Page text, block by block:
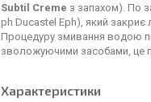
Subtil Creme з запахом). По
ph Ducastel Eph), який
Процедуру змивання водою
зволожуючими засобами, це
Характеристики